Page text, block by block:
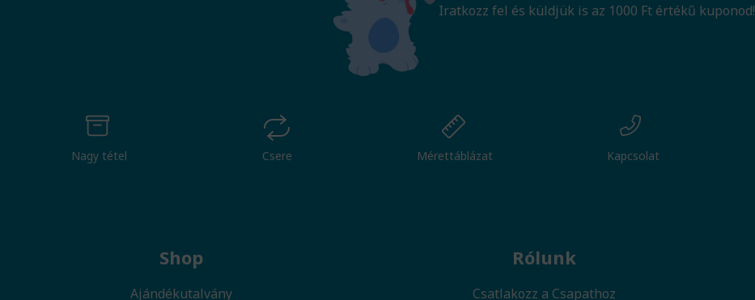
Iratkozz fel és küldjük is az 1000 Ft értékű kuponod!
Nagy tétel Csere Mérettáblázat Kapcsolat
Shop
Ajándékutalvány
Rólunk
Csatlakozz a Csapathoz